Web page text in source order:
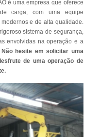
é uma empresa que oferece
carga, com uma equipe
e de alta qualidade.
sistema de segurança,
envolvidas na operação e a
Não hesite em solicitar uma
de uma operação de